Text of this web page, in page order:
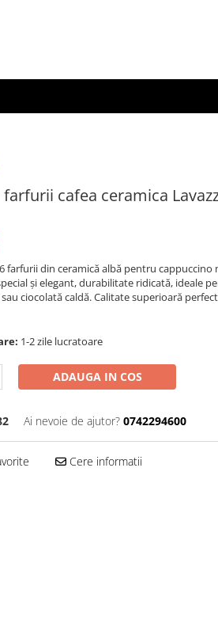
farfurii cafea ceramica
farfurii din ceramică albă pentru cappuccino
și elegant, durabilitate ridicată, ideale
ciocolată caldă. Calitate superioară
1-2 zile lucratoare
ADAUGA IN COS
Ai nevoie de ajutor? 0742294600
Cere informatii